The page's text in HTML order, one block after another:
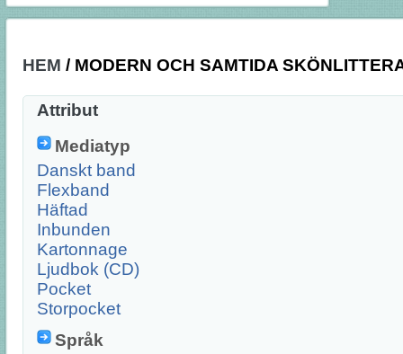
HEM / MODERN OCH SAMTIDA
Attribut
Mediatyp
Danskt band
Flexband
Häftad
Inbunden
Kartonnage
Ljudbok (CD)
Pocket
Storpocket
Språk